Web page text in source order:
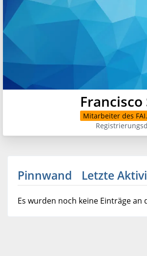
Pinnwand Letzte
Es wurden noch keine Einträge an